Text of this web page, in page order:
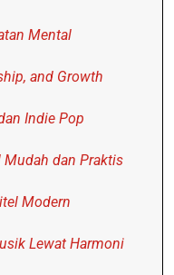
Mental
and Growth
Indie Pop
Mudah dan Praktis
Modern
Lewat Harmoni